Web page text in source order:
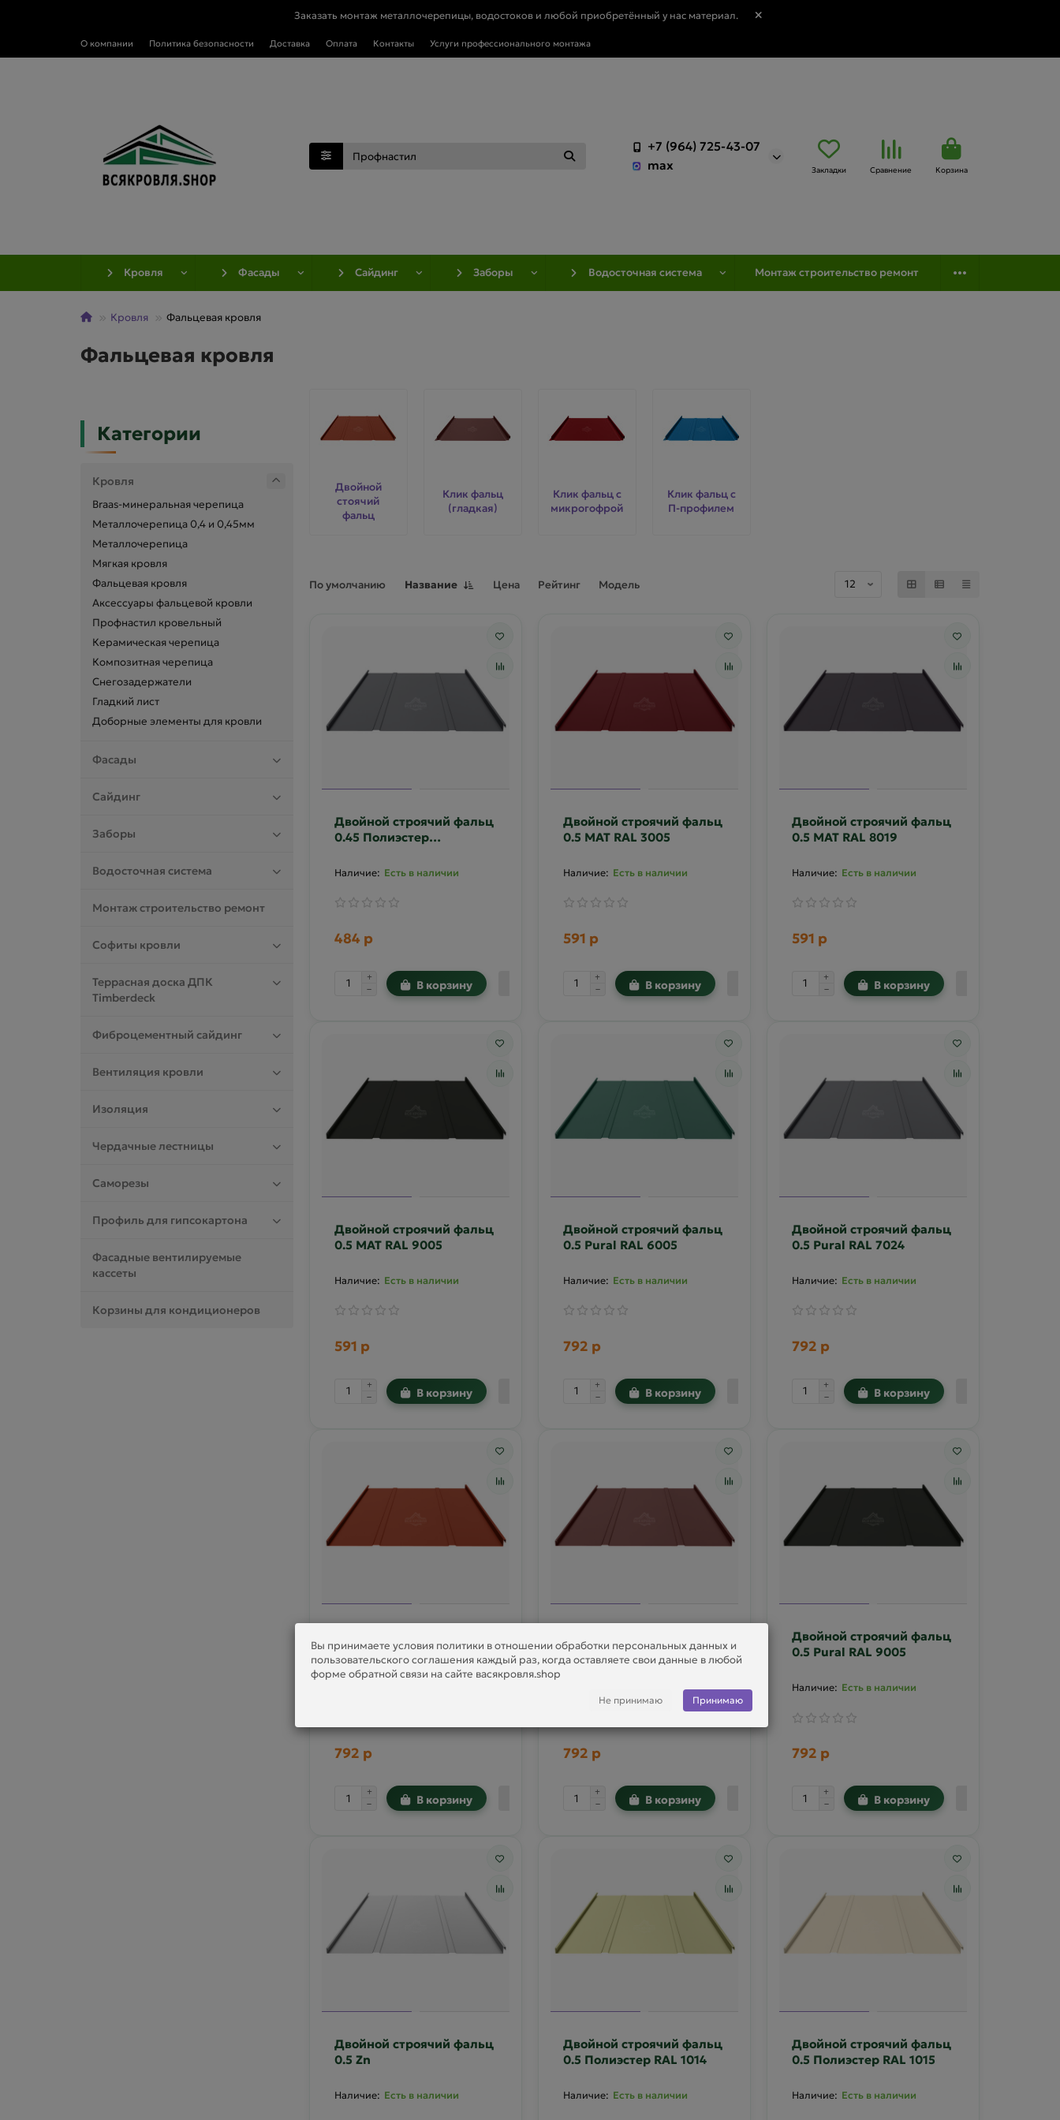
Заказать монтаж металлочерепицы, водостоков и любой приобретённый у нас материал.
О компании Политика безопасности Доставка Оплата Контакты Услуги профессионального монтажа
+7 (964) 725-43-07
max
Закладки Сравнение Корзина
Кровля Фасады Сайдинг Заборы Водосточная система Монтаж строительство ремонт
Кровля Фальцевая кровля
Фальцевая кровля
Категории
Кровля
Braas-минеральная черепица
Металлочерепица 0,4 и 0,45мм
Металлочерепица
Мягкая кровля
Фальцевая кровля
Аксессуары фальцевой кровли
Профнастил кровельный
Керамическая черепица
Композитная черепица
Снегозадержатели
Гладкий лист
Доборные элементы для кровли
Фасады
Сайдинг
Заборы
Водосточная система
Монтаж строительство ремонт
Софиты кровли
Террасная доска ДПК
Timberdeck
Фиброцементный сайдинг
Вентиляция кровли
Изоляция
Чердачные лестницы
Саморезы
Профиль для гипсокартона
Фасадные вентилируемые
кассеты
Корзины для кондиционеров
Двойной
стоячий
фальц
Клик фальц
(гладкая)
Клик фальц с
микрогофрой
Клик фальц с
П-профилем
По умолчанию Название Цена Рейтинг Модель
Двойной строячий фальц
0.45 Полиэстер
Есть в наличии
484 р
В корзину
Двойной строячий фальц
0.5 MAT RAL 3005
Есть в наличии
591 р
В корзину
Двойной строячий фальц
0.5 MAT RAL 8019
Есть в наличии
591 р
В корзину
Двойной строячий фальц
0.5 MAT RAL 9005
Есть в наличии
591 р
В корзину
Двойной строячий фальц
0.5 Pural RAL 6005
Есть в наличии
792 р
В корзину
Двойной строячий фальц
0.5 Pural RAL 7024
Есть в наличии
792 р
В корзину
0.5 Pural RAL 8004
792 р
В корзину
0.5 Pural RAL 8017
Есть в наличии
792 р
В корзину
Двойной строячий фальц
0.5 Pural RAL 9005
Есть в наличии
792 р
В корзину
Двойной строячий фальц
0.5 Zn
Есть в наличии
Двойной строячий фальц
0.5 Полиэстер RAL 1014
Есть в наличии
Двойной строячий фальц
0.5 Полиэстер RAL 1015
Есть в наличии
Вы принимаете условия политики в отношении обработки персональных данных и
пользовательского соглашения каждый раз, когда оставляете свои данные в любой
форме обратной связи на сайте васякровля.shop
Не принимаю Принимаю